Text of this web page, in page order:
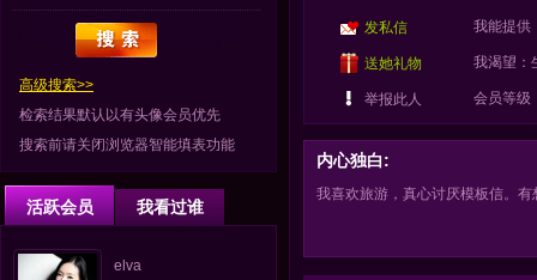
高级搜索>>
检索结果默认以有头像会员优先
搜索前请关闭浏览器智能填表功能
活跃会员 我看过谁
elva
发私信
送她礼物
举报此人
我能提供
我渴望：
会员等
内心独白:
我喜欢旅游，真心讨厌模板信。